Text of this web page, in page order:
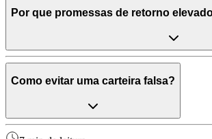
Por que promessas de retorno
Como evitar uma carteira falsa?